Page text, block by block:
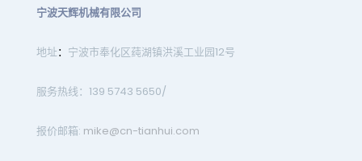
宁波天辉机械有限公司
地址： 宁波市奉化区莼湖镇洪溪工业园12号
服务热线：139 5743 5650/
报价邮箱: mike@cn-tianhui.com